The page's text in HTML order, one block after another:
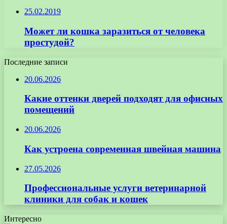
25.02.2019
Может ли кошка заразиться от человека
простудой?
Последние записи
20.06.2026
Какие оттенки дверей подходят для офисных
помещений
20.06.2026
Как устроена современная швейная машина
27.05.2026
Профессиональные услуги ветеринарной
клиники для собак и кошек
Интересно